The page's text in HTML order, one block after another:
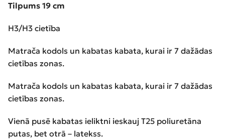
Tilpums 19 cm
H3/H3 cietība
Matrača kodols un kabatas kabata, kurai ir 7 dažādas
cietības zonas.
Matrača kodols un kabatas kabata, kurai ir 7 dažādas
cietības zonas.
Vienā pusē kabatas ieliktni ieskauj T25 poliuretāna
putas, bet otrā – latekss.